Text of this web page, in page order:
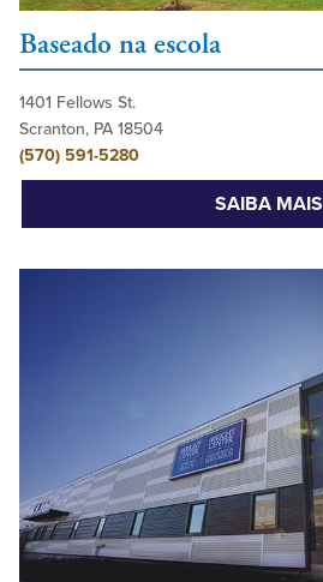
Baseado na escola
1401 Fellows St.
Scranton, PA 18504
(570) 591-5280
SAIBA MAIS